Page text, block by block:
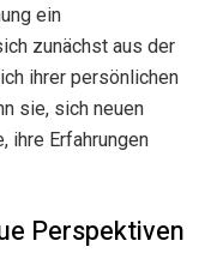
ein
zunächst aus der
ihrer persönlichen
sie, sich neuen
ihre Erfahrungen
Perspektiven